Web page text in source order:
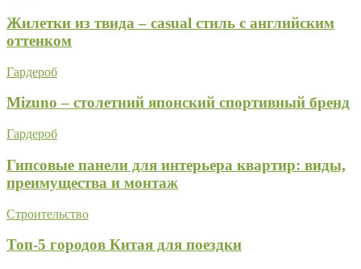
Жилетки из твида – casual стиль с английским
оттенком
Гардероб
Mizuno – столетний японский спортивный бренд
Гардероб
Гипсовые панели для интерьера квартир: виды,
преимущества и монтаж
Строительство
Топ-5 городов Китая для поездки